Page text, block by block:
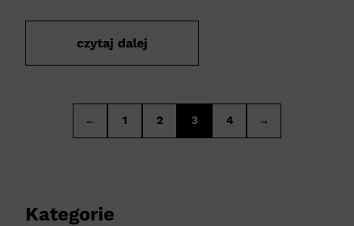
czytaj dalej
← 1 2 3 4 →
Kategorie